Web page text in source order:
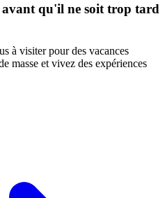
qu'il ne soit trop tard
à visiter pour des vacances
masse et vivez des expériences